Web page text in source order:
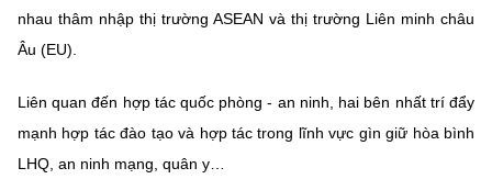
nhau thâm nhập thị trường ASEAN và thị trường Liên minh châu
Âu (EU).
Liên quan đến hợp tác quốc phòng - an ninh, hai bên nhất trí đẩy
mạnh hợp tác đào tạo và hợp tác trong lĩnh vực gìn giữ hòa bình
LHQ, an ninh mạng, quân y…